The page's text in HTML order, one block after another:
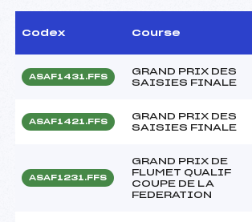
Codex Course
ASAF1431.FFS
GRAND PRIX DES
SAISIES FINALE
ASAF1421.FFS
GRAND PRIX DES
SAISIES FINALE
ASAF1231.FFS
GRAND PRIX DE
FLUMET QUALIF
COUPE DE LA
FEDERATION